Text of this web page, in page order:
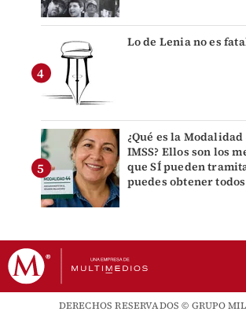
Lo de Lenia no es
¿Qué es la
IMSS? Ellos son los
que SÍ pueden
puedes obtener
DERECHOS RESERVADOS © GRUPO